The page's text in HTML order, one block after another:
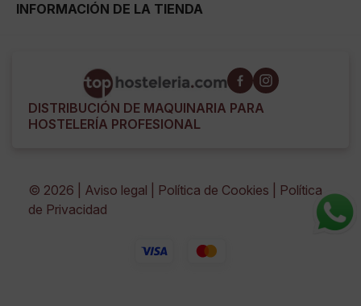
INFORMACIÓN DE LA TIENDA
DISTRIBUCIÓN DE MAQUINARIA PARA
HOSTELERÍA PROFESIONAL
© 2026 | Aviso legal Política de Cookies
Política
de Privacidad